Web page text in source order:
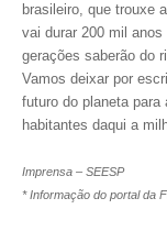
LEGISLAÇÃO
LEI 4.950-A/1966 –
LEI 5.194/1966 –
LEI 6.496/1977 – ART
brasileiro, que trouxe
vai durar 200 mil
gerações saberão do
Vamos deixar por
futuro do planeta
habitantes daqui a
Imprensa – SEESP
* Informação do portal da